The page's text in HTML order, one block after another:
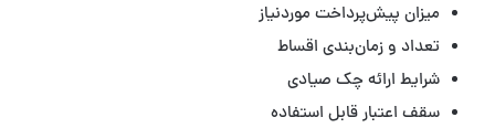
میزان پیش‌پرداخت موردنیاز
تعداد و زمان‌بندی اقساط
شرایط ارائه چک صیادی
سقف اعتبار قابل استفاده